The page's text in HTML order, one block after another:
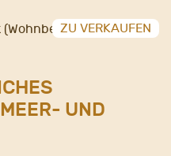
ZU VERKAUFEN
B
UND B